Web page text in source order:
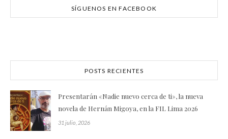
SÍGUENOS EN FACEBOOK
POSTS RECIENTES
Presentarán «Nadie nuevo cerca de ti», la nueva
novela de Hernán Migoya, en la FIL Lima 2026
31 julio, 2026